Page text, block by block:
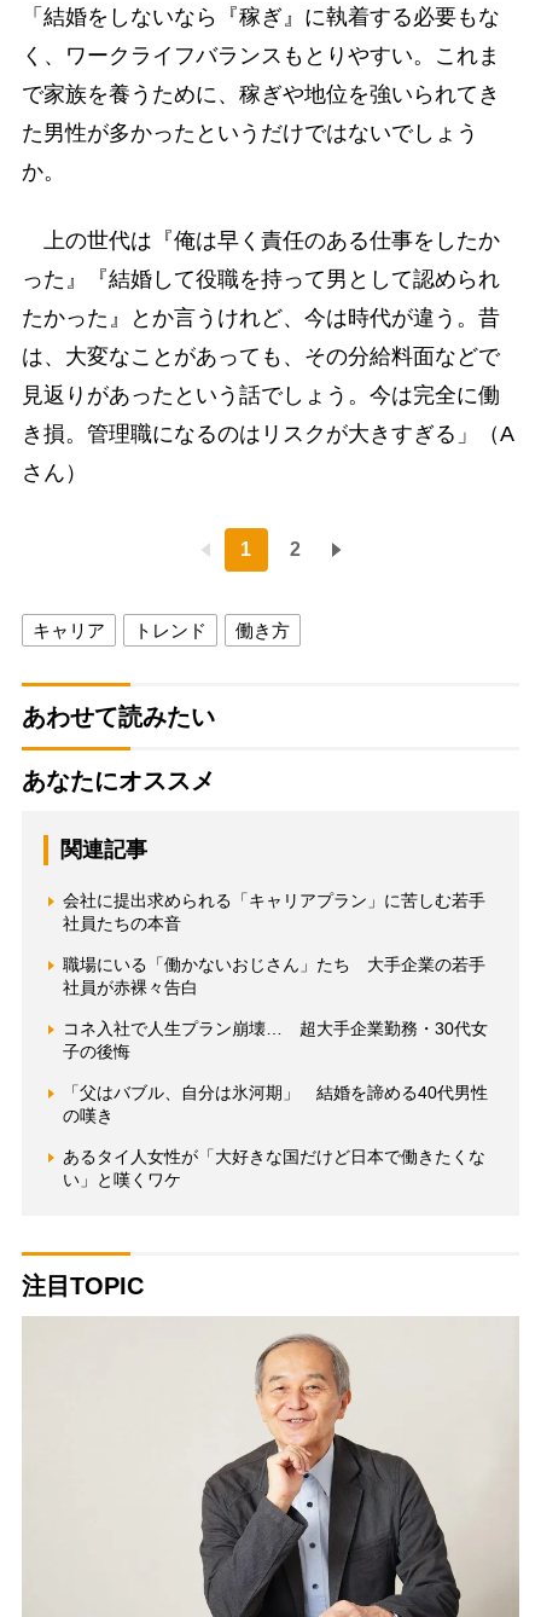
「結婚をしないなら『稼ぎ』に執着する必要もな
く、ワークライフバランスもとりやすい。これま
で家族を養うために、稼ぎや地位を強いられてき
た男性が多かったというだけではないでしょう
か。
上の世代は『俺は早く責任のある仕事をしたか
った』『結婚して役職を持って男として認められ
たかった』とか言うけれど、今は時代が違う。昔
は、大変なことがあっても、その分給料面などで
見返りがあったという話でしょう。今は完全に働
き損。管理職になるのはリスクが大きすぎる」（A
さん）
1 2
キャリア トレンド 働き方
あわせて読みたい
あなたにオススメ
関連記事
会社に提出求められる「キャリアプラン」に苦しむ若手
社員たちの本音
職場にいる「働かないおじさん」たち 大手企業の若手
社員が赤裸々告白
コネ入社で人生プラン崩壊… 超大手企業勤務・30代女
子の後悔
「父はバブル、自分は氷河期」 結婚を諦める40代男性
の嘆き
あるタイ人女性が「大好きな国だけど日本で働きたくな
い」と嘆くワケ
注目TOPIC